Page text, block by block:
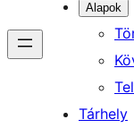
Alapok
Tárhely